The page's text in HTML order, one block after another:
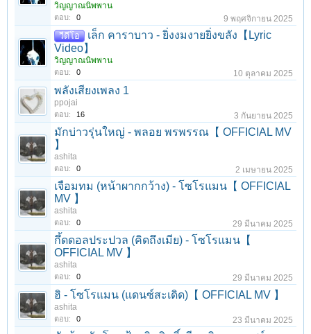
วิญญาณนิพพาน
ตอบ: 0 9 พฤศจิกายน 2025
วีดีโอ
เล็ก คาราบาว - ยิ่งงมงายยิ่งขลัง【Lyric
Video】
วิญญาณนิพพาน
ตอบ: 0 10 ตุลาคม 2025
พลังเสียงเพลง 1
ppojai
ตอบ: 16 3 กันยายน 2025
มักบ่าวรุ่นใหญ่ - พลอย พรพรรณ【 OFFICIAL MV
】
ashita
ตอบ: 0 2 เมษายน 2025
เจือมทม (หน้าผากกว้าง) - โซโรแมน【 OFFICIAL
MV 】
ashita
ตอบ: 0 29 มีนาคม 2025
กึ้ดดอลประปวล (คิดถึงเมีย) - โซโรแมน【
OFFICIAL MV 】
ashita
ตอบ: 0 29 มีนาคม 2025
ฮิ - โซโรแมน (แดนซ์สะเดิด)【 OFFICIAL MV 】
ashita
ตอบ: 0 23 มีนาคม 2025